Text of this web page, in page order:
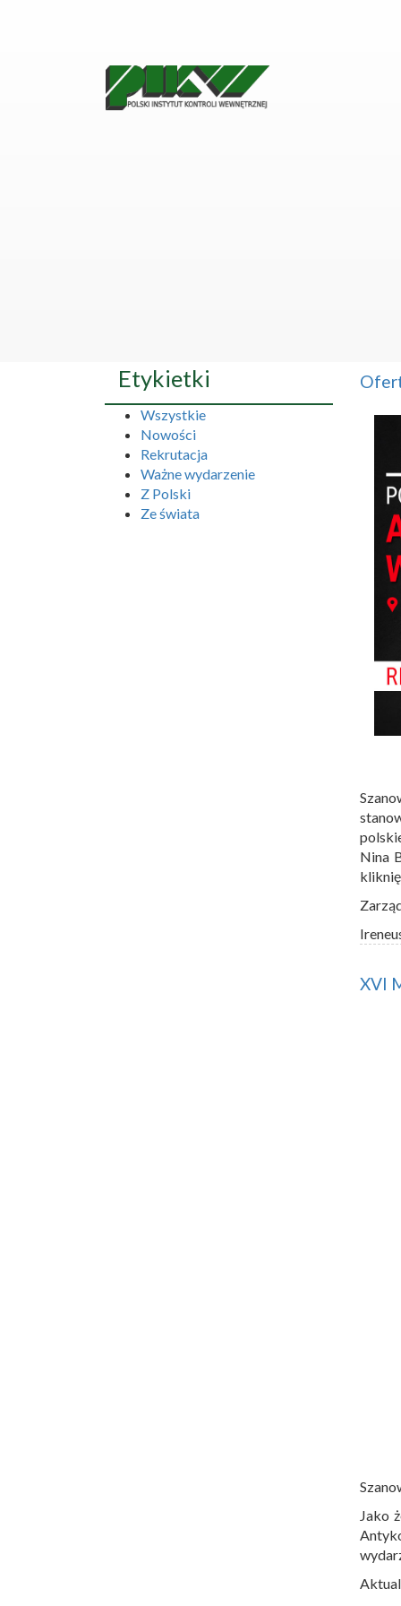
Nina
XVI
Jako
Etykietki
Wszystkie
Nowości
Rekrutacja
Ważne wydarzenie
Z Polski
Ze świata